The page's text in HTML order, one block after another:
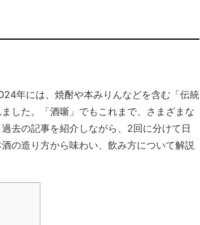
年には、焼酎や本みりんなどを含む「伝統
した。「酒噺」でもこれまで、さまざまな
去の記事を紹介しながら、2回に分けて日
の造り方から味わい、飲み方について解説